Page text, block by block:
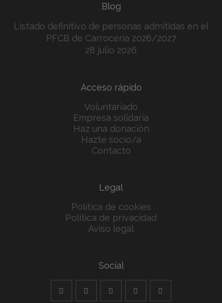
Blog
Listado definitivo de personas admitidas en el
PFCB de Carrocería 2026/2027
28 julio 2026
Acceso rápido
Voluntariado
Empresa solidaria
Haz una donación
Hazte socio/a
Contacto
Legal
Política de cookies
Política de privacidad
Aviso legal
Social